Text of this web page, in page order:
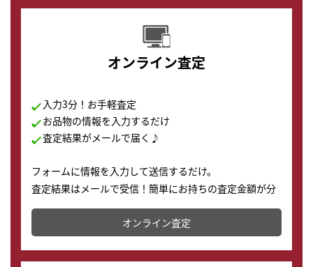
オンライン査定
入力3分！お手軽査定
お品物の情報を入力するだけ
査定結果がメールで届く♪
フォームに情報を入力して送信するだけ。
査定結果はメールで受信！簡単にお持ちの査定金額が分
かります。
オンライン査定